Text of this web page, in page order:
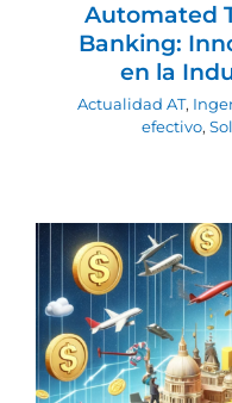
Automated
Banking:
en la
Actualidad AT,
efectivo,